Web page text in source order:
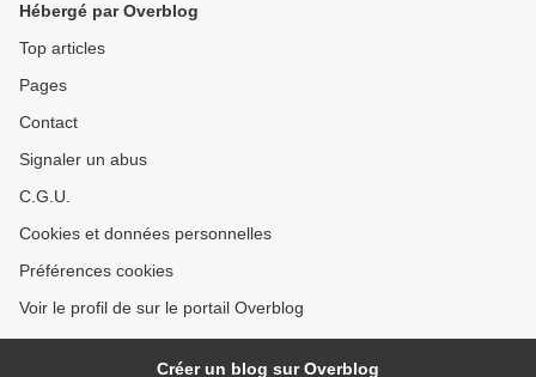
Hébergé par Overblog
Top articles
Pages
Contact
Signaler un abus
C.G.U.
Cookies et données personnelles
Préférences cookies
Voir le profil de sur le portail Overblog
Créer un blog sur Overblog